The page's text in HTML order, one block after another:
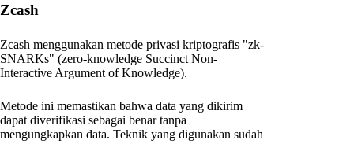
Zcash
Zcash menggunakan metode privasi kriptografis "zk-
SNARKs" (zero-knowledge Succinct Non-
Interactive Argument of Knowledge).
Metode ini memastikan bahwa data yang dikirim
dapat diverifikasi sebagai benar tanpa
mengungkapkan data. Teknik yang digunakan sudah